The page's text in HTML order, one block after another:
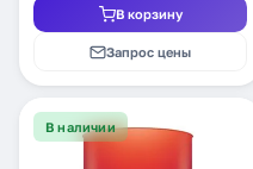
В корзину
Запрос цены
В наличии